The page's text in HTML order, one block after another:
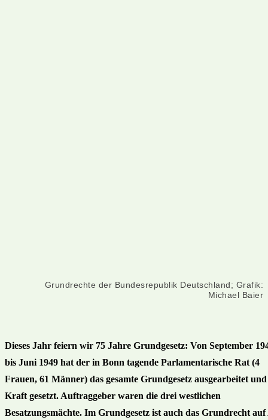
Grundrechte der Bundesrepublik Deutschland; Grafik:
Michael Baier
Dieses Jahr feiern wir 75 Jahre Grundgesetz: Von September
bis Juni 1949 hat der in Bonn tagende Parlamentarische Rat (4
Frauen, 61 Männer) das gesamte Grundgesetz ausgearbeitet
Kraft gesetzt. Auftraggeber waren die drei westlichen
Besatzungsmächte. Im Grundgesetz ist auch das Grundrecht auf